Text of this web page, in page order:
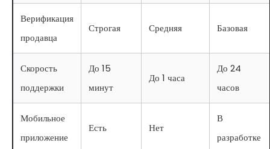
Верификация
продавца
Строгая Средняя Базовая
Скорость
поддержки
До 15
минут
До 1 часа
До 24
часов
Мобильное
приложение
Есть Нет
В
разработке